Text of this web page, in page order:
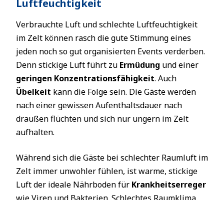
Luftfeuchtigkeit
Verbrauchte Luft und schlechte Luftfeuchtigkeit
im Zelt können rasch die gute Stimmung eines
jeden noch so gut organisierten Events verderben.
Denn stickige Luft führt zu Ermüdung und einer
geringen Konzentrationsfähigkeit. Auch
Übelkeit kann die Folge sein. Die Gäste werden
nach einer gewissen Aufenthaltsdauer nach
draußen flüchten und sich nur ungern im Zelt
aufhalten.
Während sich die Gäste bei schlechter Raumluft im
Zelt immer unwohler fühlen, ist warme, stickige
Luft der ideale Nährboden für Krankheitserreger